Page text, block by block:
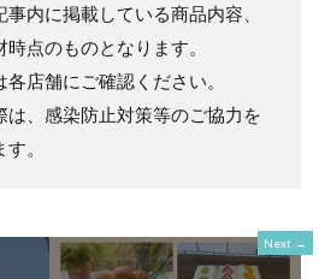
内に掲載している商品内容、
点のものとなります。
店舗にご確認ください。
、感染防止対策等のご協力を
。
Next